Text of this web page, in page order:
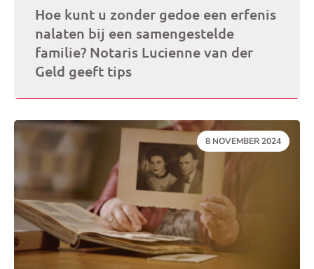
Hoe kunt u zonder gedoe een erfenis
nalaten bij een samengestelde
familie? Notaris Lucienne van der
Geld geeft tips
DATUM:
8 NOVEMBER 2024